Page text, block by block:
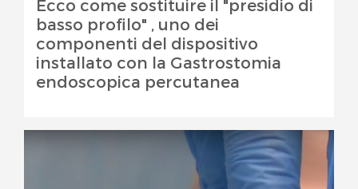
Ecco come sostituire il "presidio di
basso profilo" , uno dei
componenti del dispositivo
installato con la Gastrostomia
endoscopica percutanea